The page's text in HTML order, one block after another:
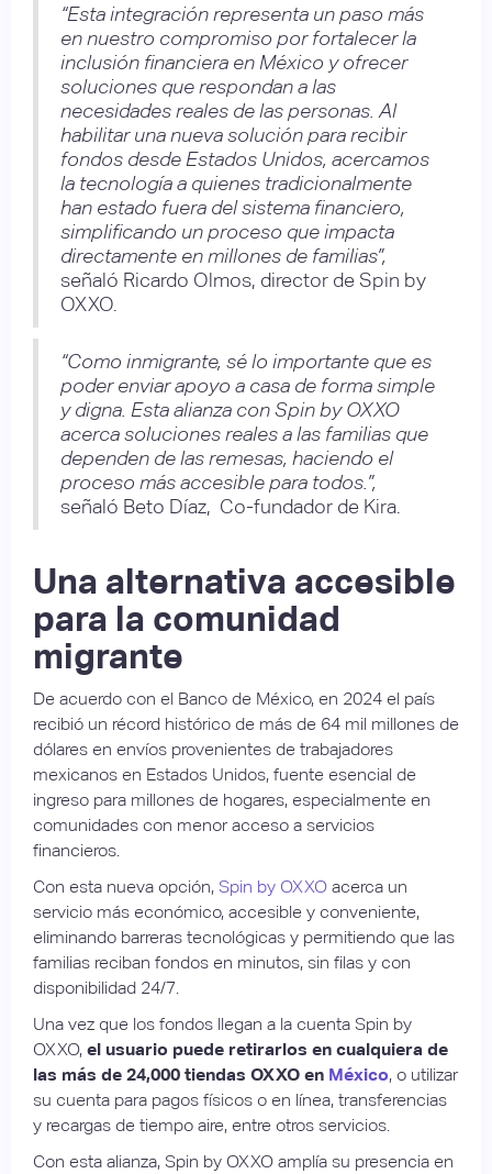
“Esta integración representa un paso más
en nuestro compromiso por fortalecer la
inclusión financiera en México y ofrecer
soluciones que respondan a las
necesidades reales de las personas. Al
habilitar una nueva solución para recibir
fondos desde Estados Unidos, acercamos
la tecnología a quienes tradicionalmente
han estado fuera del sistema financiero,
simplificando un proceso que impacta
directamente en millones de familias”,
señaló Ricardo Olmos, director de Spin by
OXXO.
“Como inmigrante, sé lo importante que es
poder enviar apoyo a casa de forma simple
y digna. Esta alianza con Spin by OXXO
acerca soluciones reales a las familias que
dependen de las remesas, haciendo el
proceso más accesible para todos.”,
señaló Beto Díaz, Co-fundador de Kira.
Una alternativa accesible
para la comunidad
migrante
De acuerdo con el Banco de México, en 2024 el país
recibió un récord histórico de más de 64 mil millones de
dólares en envíos provenientes de trabajadores
mexicanos en Estados Unidos, fuente esencial de
ingreso para millones de hogares, especialmente en
comunidades con menor acceso a servicios
financieros.
Con esta nueva opción, Spin by OXXO acerca un
servicio más económico, accesible y conveniente,
eliminando barreras tecnológicas y permitiendo que las
familias reciban fondos en minutos, sin filas y con
disponibilidad 24/7.
Una vez que los fondos llegan a la cuenta Spin by
OXXO, el usuario puede retirarlos en cualquiera de
las más de 24,000 tiendas OXXO en México, o utilizar
su cuenta para pagos físicos o en línea, transferencias
y recargas de tiempo aire, entre otros servicios.
Con esta alianza, Spin by OXXO amplía su presencia en